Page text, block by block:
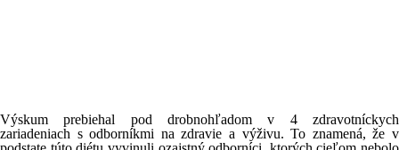
Výskum prebiehal pod drobnohľadom v 4 zdravotníckych
zariadeniach s odborníkmi na zdravie a výživu. To znamená, že v